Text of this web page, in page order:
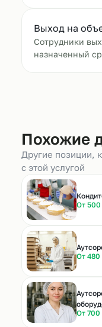
Выход на
Сотрудники
назначенный
Похожие
Другие позиции,
с этой услугой
От
От 480
От 700